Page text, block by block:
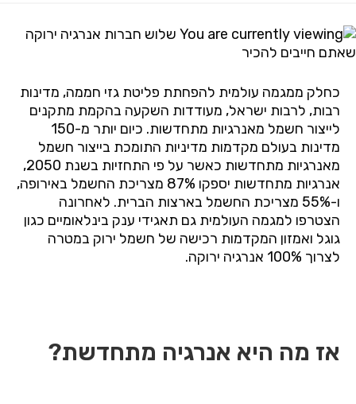
כחלק ממגמה עולמית להפחתת פליטת גזי חממה, מדינות
רבות, לרבות ישראל, מעודדות השקעה בהקמת מתקנים
לייצור חשמל מאנרגיות מתחדשות. כיום יותר מ-150
מדינות בעולם מקדמות מדיניות התומכת בייצור חשמל
מאנרגיות מתחדשות כאשר על פי התחזיות בשנת 2050,
אנרגיות מתחדשות יספקו 87% מצריכת החשמל באירופה,
ו-55% מצריכת החשמל בארצות הברית
. לאחרונה
הצטרפו למגמה העולמית גם תאגידי ענק בינלאומיים כגון
גוגל ואמזון המקדמות רכישה של חשמל ירוק במטרה
לצרוך 100% אנרגיה ירוקה.
אז מה היא אנרגיה מתחדשת?